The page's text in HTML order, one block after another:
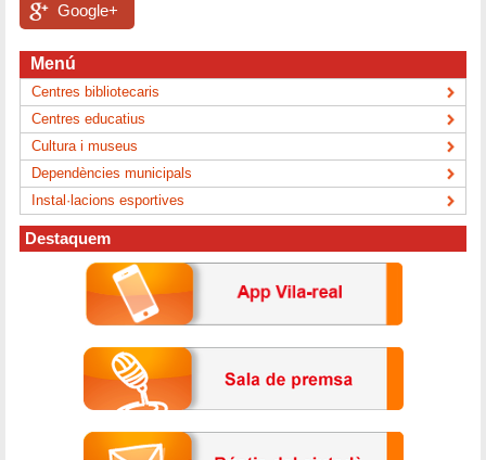
Google+
Menú
Centres bibliotecaris
Centres educatius
Cultura i museus
Dependències municipals
Instal·lacions esportives
Destaquem